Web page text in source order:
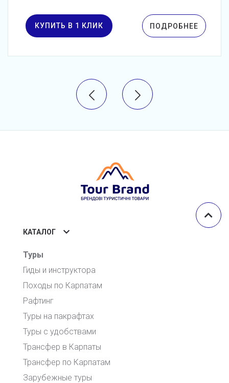
КУПИТЬ В 1 КЛИК ПОДРОБНЕЕ
КАТАЛОГ
Туры
Гиды и инструктора
Походы по Карпатам
Рафтинг
Туры на пакрафтах
Туры с удобствами
Трансфер в Карпаты
Трансфер по Карпатам
Зарубежные туры